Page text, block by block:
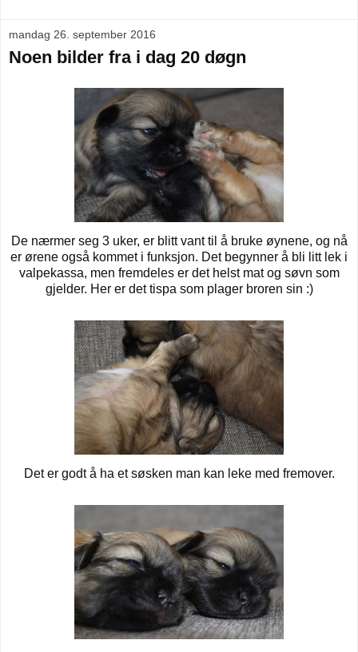
mandag 26. september 2016
Noen bilder fra i dag 20 døgn
De nærmer seg 3 uker, er blitt vant til å bruke øynene, og nå
er ørene også kommet i funksjon. Det begynner å bli litt lek i
valpekassa, men fremdeles er det helst mat og søvn som
gjelder. Her er det tispa som plager broren sin :)
Det er godt å ha et søsken man kan leke med fremover.